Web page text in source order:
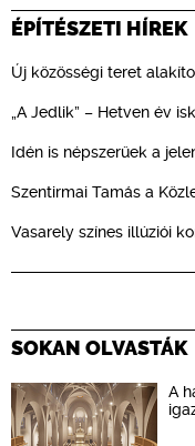
ÉPÍTÉSZETI HÍREK
Új közösségi teret
„A Jedlik” – Hetven év
Idén is népszerűek a
Szentirmai Tamás a
Vasarely színes illúziói
SOKAN OLVASTÁK
A